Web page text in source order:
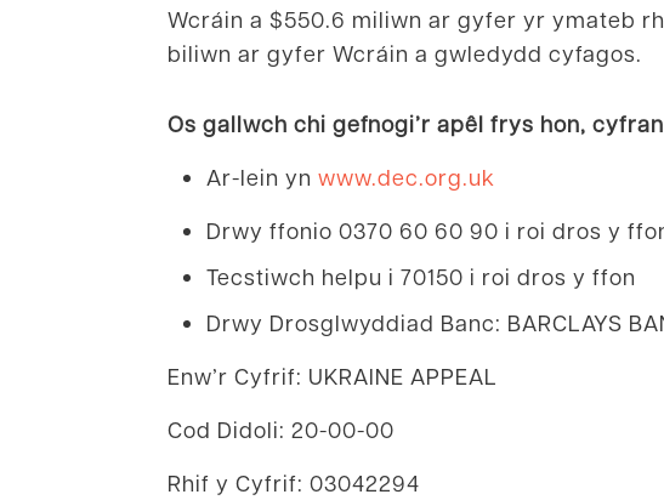
Wcráin a $550.6 miliwn ar gyfer yr ymateb
biliwn ar gyfer Wcráin a gwledydd cyfagos.
Os gallwch chi gefnogi’r apêl frys hon,
Ar-lein yn www.dec.org.uk
Drwy ffonio 0370 60 60 90 i roi dros y
Tecstiwch helpu i 70150 i roi dros y ffon
Drwy Drosglwyddiad Banc: BARCLAYS
Enw’r Cyfrif: UKRAINE APPEAL
Cod Didoli: 20-00-00
Rhif y Cyfrif: 03042294